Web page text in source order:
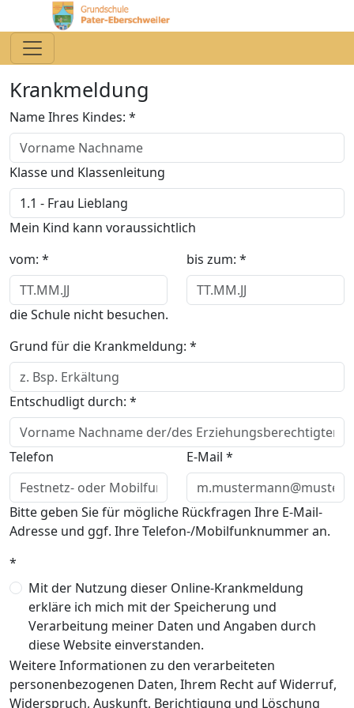
Krankmeldung
Name Ihres Kindes: *
Klasse und Klassenleitung
Mein Kind kann voraussichtlich
vom: * bis zum: *
die Schule nicht besuchen.
Grund für die Krankmeldung: *
Entschudligt durch: *
Telefon E-Mail *
Bitte geben Sie für mögliche Rückfragen Ihre E-Mail-
Adresse und ggf. Ihre Telefon-/Mobilfunknummer an.
*
Mit der Nutzung dieser Online-Krankmeldung
erkläre ich mich mit der Speicherung und
Verarbeitung meiner Daten und Angaben durch
diese Website einverstanden.
Weitere Informationen zu den verarbeiteten
personenbezogenen Daten, Ihrem Recht auf Widerruf,
Widerspruch, Auskunft, Berichtigung und Löschung